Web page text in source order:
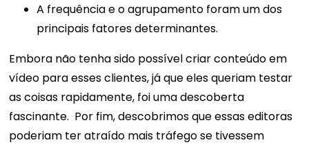
A frequência e o agrupamento foram um dos
principais fatores determinantes.
Embora não tenha sido possível criar conteúdo em
vídeo para esses clientes, já que eles queriam testar
as coisas rapidamente, foi uma descoberta
fascinante. Por fim, descobrimos que essas editoras
poderiam ter atraído mais tráfego se tivessem